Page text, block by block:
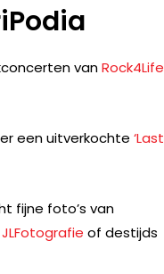
vanRock4Life
een uitverkochte ‘Last
fijne foto’s van
JLFotografie of destijds